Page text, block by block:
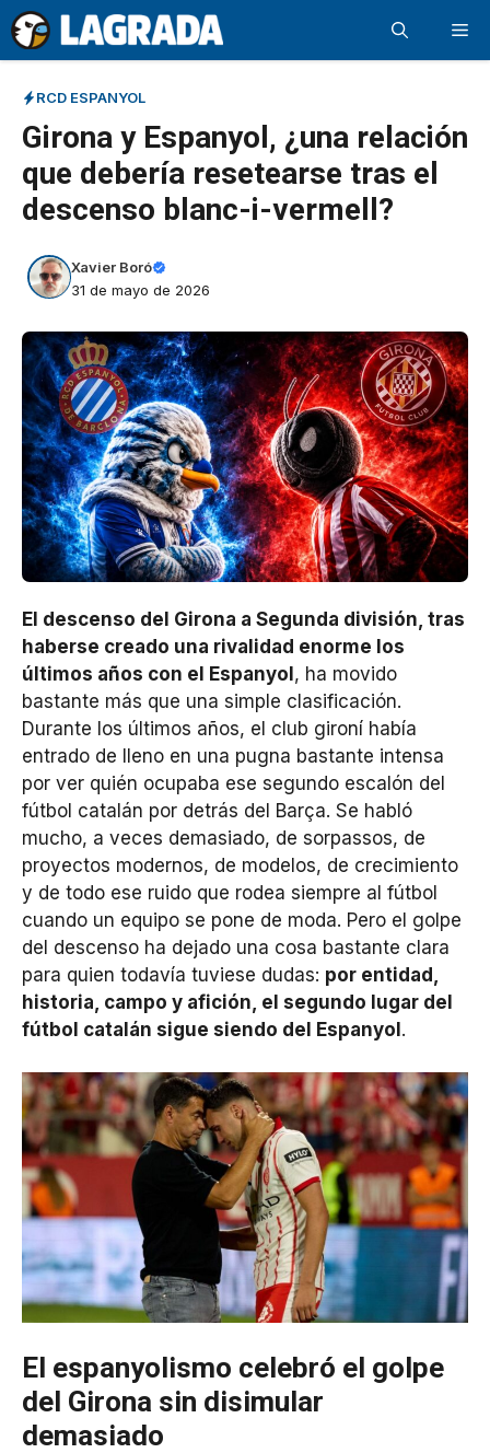
Saltar
al
contenido
RCD ESPANYOL
Girona y Espanyol, ¿una relación
que debería resetearse tras el
descenso blanc-i-vermell?
Xavier Boró
31 de mayo de 2026
El descenso del Girona a Segunda división, tras
haberse creado una rivalidad enorme los
últimos años con el Espanyol , ha movido
bastante más que una simple clasificación.
Durante los últimos años, el club gironí había
entrado de lleno en una pugna bastante intensa
por ver quién ocupaba ese segundo escalón del
fútbol catalán por detrás del Barça. Se habló
mucho, a veces demasiado, de sorpassos, de
proyectos modernos, de modelos, de crecimiento
y de todo ese ruido que rodea siempre al fútbol
cuando un equipo se pone de moda. Pero el golpe
del descenso ha dejado una cosa bastante clara
para quien todavía tuviese dudas: por entidad,
historia, campo y afición, el segundo lugar del
fútbol catalán sigue siendo del Espanyol .
El espanyolismo celebró el golpe
del Girona sin disimular
demasiado